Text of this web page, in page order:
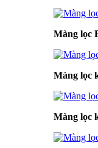
Màng lọc
Màng lọc
Màng lọc